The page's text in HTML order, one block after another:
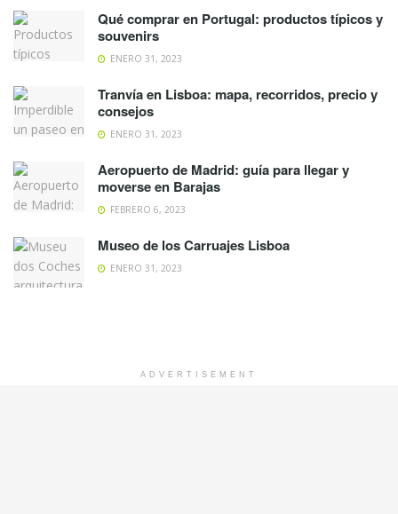
Qué comprar en Portugal: productos típicos y
souvenirs
ENERO 31, 2023
Tranvía en Lisboa: mapa, recorridos, precio y
consejos
ENERO 31, 2023
Aeropuerto de Madrid: guía para llegar y
moverse en Barajas
FEBRERO 6, 2023
Museo de los Carruajes Lisboa
ENERO 31, 2023
ADVERTISEMENT